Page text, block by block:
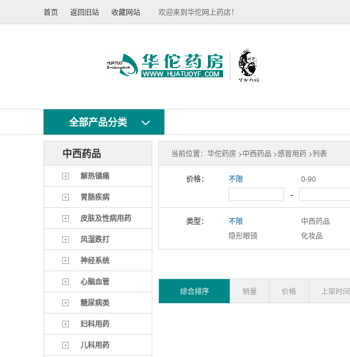
首页 返回旧站 收藏网站 欢迎来到华佗网上药店！
全部产品分类
中西药品
解热镇痛
胃肠疾病
皮肤及性病用药
风湿跌打
神经系统
心脑血管
糖尿病类
妇科用药
儿科用药
当前位置： 华佗药房 >中西药品 >感冒用药 >列表
价格： 不限 0-90
-
类型： 不限 中西药品
隐形眼镜
化妆品
综合排序 销量 价格 上架时间